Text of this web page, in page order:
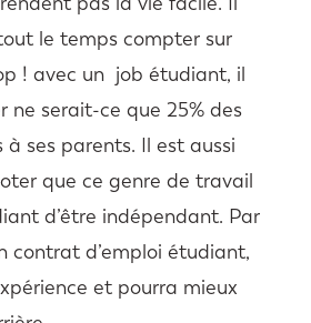
le temps compter sur
! avec un job étudiant, il
ne serait-ce que 25% des
à ses parents. Il est aussi
que ce genre de travail
d’être indépendant. Par
contrat d’emploi étudiant,
et pourra mieux